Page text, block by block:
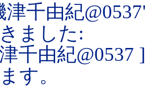
津千由紀
ました:
千由紀
す。